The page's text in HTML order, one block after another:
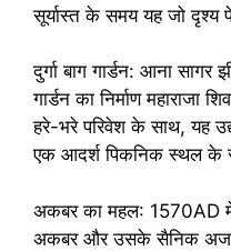
सूर्यास्त के समय यह जो दृश्य
दुर्गा बाग गार्डन: आना
गार्डन का निर्माण महाराजा
हरे-भरे परिवेश के साथ, यह
एक आदर्श पिकनिक स्थल के
अकबर का महल: 1570AD में
अकबर और उसके सैनिक